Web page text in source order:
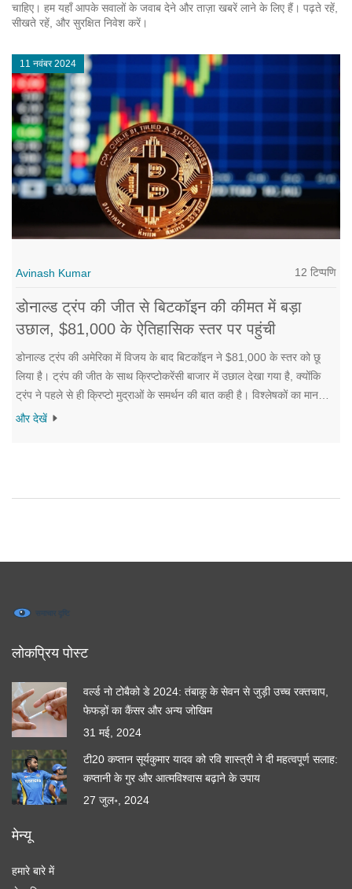
चाहिए। हम यहाँ आपके सवालों के जवाब देने और ताज़ा खबरें लाने के लिए हैं। पढ़ते रहें,
सीखते रहें, और सुरक्षित निवेश करें।
11 नवंबर 2024
Avinash Kumar 12 टिप्पणि
डोनाल्ड ट्रंप की जीत से बिटकॉइन की कीमत में बड़ा
उछाल, $81,000 के ऐतिहासिक स्तर पर पहुंची
डोनाल्ड ट्रंप की अमेरिका में विजय के बाद बिटकॉइन ने $81,000 के स्तर को छू
लिया है। ट्रंप की जीत के साथ क्रिप्टोकरेंसी बाजार में उछाल देखा गया है, क्योंकि
ट्रंप ने पहले से ही क्रिप्टो मुद्राओं के समर्थन की बात कही है। विश्लेषकों का मानना है
कि ट्रंप प्रशासन क्रिप्टोकरेंसी सेक्टर को अधिक सहनशीलता से देखेगा। हालांकि,
और देखें
लोकप्रिय पोस्ट
वर्ल्ड नो टोबैको डे 2024: तंबाकू के सेवन से जुड़ी उच्च रक्तचाप,
फेफड़ों का कैंसर और अन्य जोखिम
31 मई, 2024
टी20 कप्तान सूर्यकुमार यादव को रवि शास्त्री ने दी महत्वपूर्ण सलाह:
कप्तानी के गुर और आत्मविश्वास बढ़ाने के उपाय
27 जुल॰, 2024
मेन्यू
हमारे बारे में